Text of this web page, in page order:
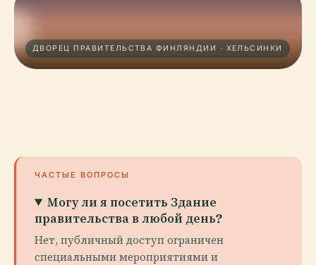
ДВОРЕЦ ПРАВИТЕЛЬСТВА ФИНЛЯНДИИ · ХЕЛЬСИНКИ
ЧАСТЫЕ ВОПРОСЫ
Могу ли я посетить Здание
правительства в любой день?
Нет, публичный доступ ограничен
специальными мероприятиями и